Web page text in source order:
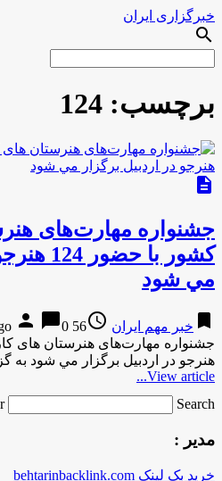
خبرگزاری ایران
search
برچسب: 124
description
جشنواره مهارت‌های
کشور با
مي شود
bookmark خبر مهم ایران access_time
56 years ago
person chat_bubble0
هنرجو در اردبيل برگزار مي شود
View article...
Search …
مدیر :
خرید بک لینک behtarinbacklink.com